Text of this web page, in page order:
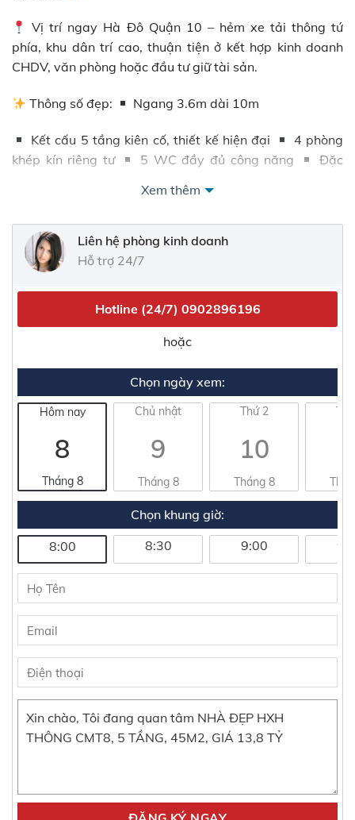
Vị trí ngay Hà Đô Quận 10 – hẻm xe tải thông tứ
phía, khu dân trí cao, thuận tiện ở kết hợp kinh doanh
CHDV, văn phòng hoặc đầu tư giữ tài sản.
Thông số đẹp: Ngang 3.6m dài 10m
Kết cấu 5 tầng kiên cố, thiết kế hiện đại
4 phòng
khép kín riêng tư
5 WC đầy đủ công năng
Đặc
Nhà đẹp vào ở ngay, tối ưu dòng tiền cho thuê hoặc
gia đình đông người.
LH: 0902 896 196 – NGUYÊN NHÀ MỚI
No. TK.1.6#285.125.3A#TAYN
Xem thêm
Liên hệ phòng kinh doanh
Hỗ trợ 24/7
Hotline (24/7) 0902896196
hoặc
Chọn ngày xem:
Hôm nay
8
Tháng 8
Chủ nhật
9
Tháng 8
Thứ 2
10
Tháng 8
Chọn khung giờ:
8:00
8:30 9:00